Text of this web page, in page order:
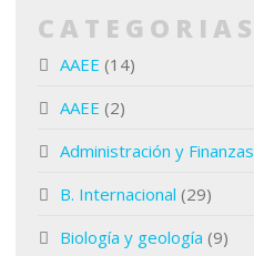
CATEGORIAS
AAEE (14)
AAEE (2)
Administración y Finanzas
B. Internacional (29)
Biología y geología (9)